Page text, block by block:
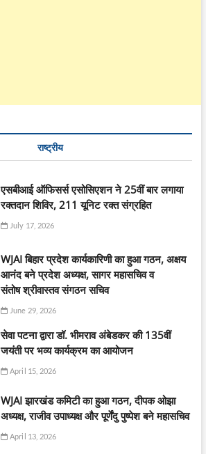
राष्ट्रीय
एसबीआई ऑफिसर्स एसोसिएशन ने 25वीं बार लगाया
रक्तदान शिविर, 211 यूनिट रक्त संग्रहित
July 17, 2026
WJAI बिहार प्रदेश कार्यकारिणी का हुआ गठन, अक्षय
आनंद बने प्रदेश अध्यक्ष, सागर महासचिव व
संतोष श्रीवास्तव संगठन सचिव
June 29, 2026
सेवा पटना द्वारा डॉ. भीमराव अंबेडकर की 135वीं
जयंती पर भव्य कार्यक्रम का आयोजन
April 15, 2026
WJAI झारखंड कमिटी का हुआ गठन, दीपक ओझा
अध्यक्ष, राजीव उपाध्यक्ष और पूर्णेंदु पुष्पेश बने महासचिव
April 13, 2026